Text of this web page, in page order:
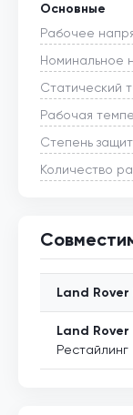
Основные
Рабочее
Номинальное
Статический
Рабочая
Степень
Количество
Land Rover
Land Rover
Рестайлинг